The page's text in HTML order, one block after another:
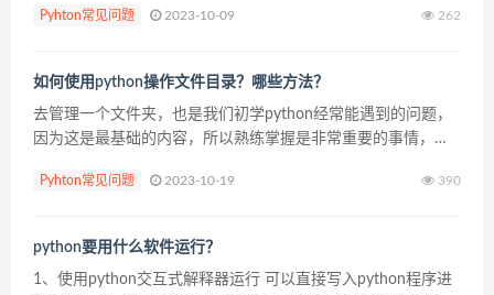
便，但是脚本里面的各种重定向分析非常复杂...
Pyhton常见问题 2023-10-09 262
如何使用python操作文件目录？哪些方法？
去管理一个文件夹，也是我们初学python经常能遇到的问题，
因为这是最基础的内容，所以熟练掌握是非常重要的事情，不
操作文件和目录，一起来看下吧~ 判断目录或是文...
Pyhton常见问题 2023-10-19 390
python要用什么软件运行？
1、使用python交互式解释器运行 可以直接写入python程序进